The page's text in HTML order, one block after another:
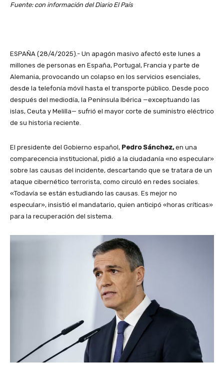
Fuente: con información del Diario El País
ESPAÑA (28/4/2025).- Un apagón masivo afectó este lunes a
millones de personas en España, Portugal, Francia y parte de
Alemania, provocando un colapso en los servicios esenciales,
desde la telefonía móvil hasta el transporte público. Desde poco
después del mediodía, la Península Ibérica —exceptuando las
islas, Ceuta y Melilla— sufrió el mayor corte de suministro eléctrico
de su historia reciente.
El presidente del Gobierno español, Pedro Sánchez,en una
comparecencia institucional, pidió a la ciudadanía «no especular»
sobre las causas del incidente, descartando que se tratara de un
ataque cibernético terrorista, como circuló en redes sociales.
«Todavía se están estudiando las causas. Es mejor no
especular», insistió el mandatario, quien anticipó «horas críticas»
para la recuperación del sistema.